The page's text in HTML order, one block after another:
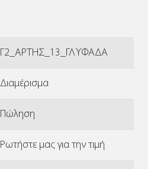
Γ2_ΑΡΤΗΣ_13_ΓΛΥΦΑΔΑ
Διαμέρισμα
Πώληση
Ρωτήστε μας για την τιμή